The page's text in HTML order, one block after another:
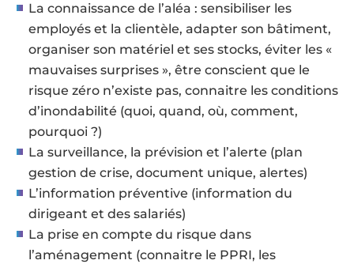
La connaissance de l’aléa : sensibiliser les
employés et la clientèle, adapter son bâtiment,
organiser son matériel et ses stocks, éviter les «
mauvaises surprises », être conscient que le
risque zéro n’existe pas, connaitre les conditions
d’inondabilité (quoi, quand, où, comment,
pourquoi ?)
La surveillance, la prévision et l’alerte (plan
gestion de crise, document unique, alertes)
L’information préventive (information du
dirigeant et des salariés)
La prise en compte du risque dans
l’aménagement (connaitre le PPRI, les